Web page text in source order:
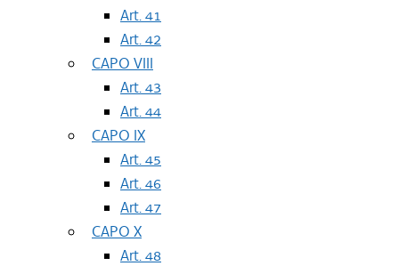
Art. 41
Art. 42
CAPO VIII
Art. 43
Art. 44
CAPO IX
Art. 45
Art. 46
Art. 47
CAPO X
Art. 48